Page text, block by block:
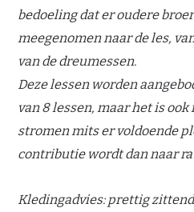
bedoeling dat er oudere
meegenomen naar de les,
van de dreumessen.
Deze lessen worden
van 8 lessen, maar het is
stromen mits er voldoende
contributie wordt dan naar
Kledingadvies: prettig